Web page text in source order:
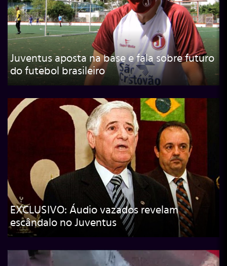
Juventus aposta na base e fala sobre futuro
do futebol brasileiro
EXCLUSIVO: Áudio vazados revelam
escândalo no Juventus